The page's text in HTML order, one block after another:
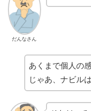
だんなさん
あくまで個人の
じゃあ、ナビル